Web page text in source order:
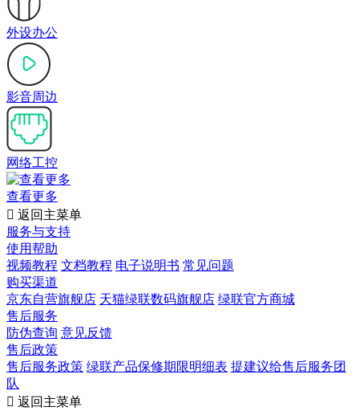
外设办公
影音周边
网络工控
查看更多
 返回主菜单
服务与支持
使用帮助
视频教程 文档教程 电子说明书 常见问题
购买渠道
京东自营旗舰店 天猫绿联数码旗舰店 绿联官方商城
售后服务
防伪查询 意见反馈
售后政策
售后服务政策 绿联产品保修期限明细表 提建议给售后服务团
队
 返回主菜单